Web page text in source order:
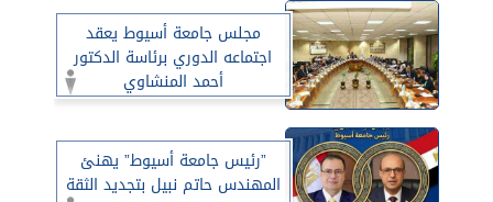
مجلس جامعة أسيوط يعقد
اجتماعه الدوري برئاسة الدكتور
أحمد المنشاوي
”رئيس جامعة أسيوط” يهنئ
المهندس حاتم نبيل بتجديد الثقة